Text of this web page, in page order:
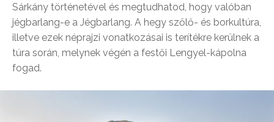
Sárkány történetével és megtudhatod, hogy valóban
jégbarlang-e a Jégbarlang. A hegy szőlő- és borkultúra,
illetve ezek néprajzi vonatkozásai is terítékre kerülnek a
túra során, melynek végén a festői Lengyel-kápolna
fogad.